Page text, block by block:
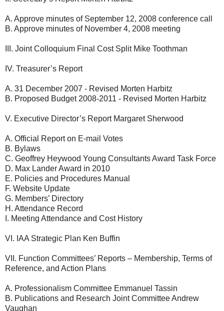
A. Approve minutes of September 12, 2008 conference call
B. Approve minutes of November 4, 2008 meeting
III. Joint Colloquium Final Cost Split Mike Toothman
IV. Treasurer’s Report
A. 31 December 2007 - Revised Morten Harbitz
B. Proposed Budget 2008-2011 - Revised Morten Harbitz
V. Executive Director’s Report Margaret Sherwood
A. Official Report on E-mail Votes
B. Bylaws
C. Geoffrey Heywood Young Consultants Award Task Force
D. Max Lander Award in 2010
E. Policies and Procedures Manual
F. Website Update
G. Members’ Directory
H. Attendance Record
I. Meeting Attendance and Cost History
VI. IAA Strategic Plan Ken Buffin
VII. Function Committees’ Reports – Membership, Terms of
Reference, and Action Plans
A. Professionalism Committee Emmanuel Tassin
B. Publications and Research Joint Committee Andrew
Vaughan